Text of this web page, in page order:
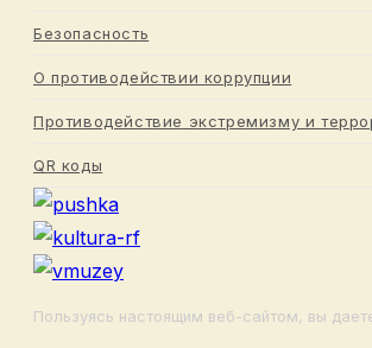
Безопасность
О противодействии коррупции
Противодействие экстремизму и
QR коды
Пользуясь настоящим веб-сайтом, вы